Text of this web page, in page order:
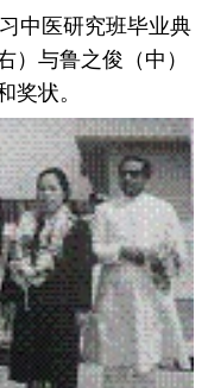
中医研究班毕业典
与鲁之俊（中）
状。